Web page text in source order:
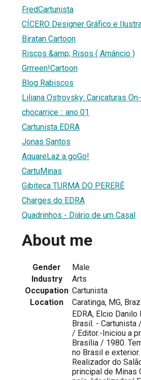
FredCartunista
CÍCERO Designer Gráfico e
Biratan Cartoon
Riscos &amp; Risos ( Amâncio )
Grrreen!Cartoon
Blog Rabiscos
Liliana Ostrovsky: Caricaturas
chocarrice :: ano 01
Cartunista EDRA
Jonas Santos
AquareLaz a goGo!
CartuMinas
Gibiteca TURMA DO PERERÊ
Charges do EDRA
Quadrinhos - Diário de um Casal
About me
Gender
Male
Industry
Arts
Occupation Cartunista
Location
Caratinga, MG,
EDRA, Elcio
Brasil. -
/ Editor.-Iniciou a
Brasília / 1980.
no Brasil e
Realizador do
principal de Minas